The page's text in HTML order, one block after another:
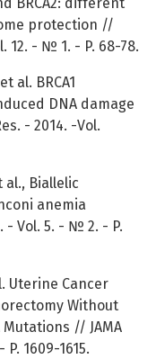
BRCA2: different
protection //
12. - № 1. - P. 68-78.
al. BRCA1
DNA damage
- 2014. -Vol.
al., Biallelic
anemia
- Vol. 5. - № 2. - P.
Uterine Cancer
Without
Mutations // JAMA
1609-1615.